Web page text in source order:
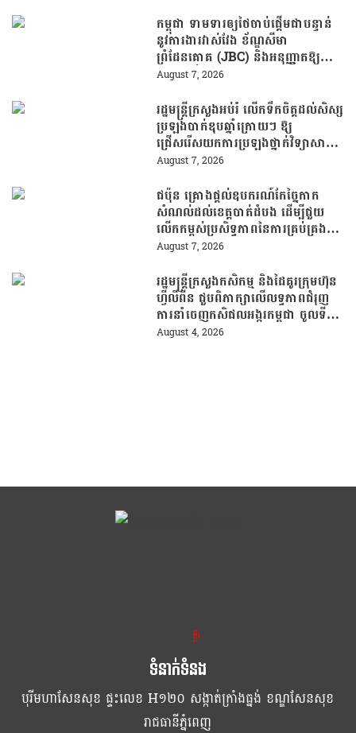
កម្ពុជា ទាមទារឲ្យថៃចាប់ផ្តើមជាបន្ទាន់
នូវការងារវាស់វែង ខ័ណ្ឌសីមា
ព្រំដែនគោគ (JBC) និងអនុញ្ញាតឱ្យ
ពលរដ្ឋភៀសសឹកវិលទៅលំនៅឋានវិញ
August 7, 2026
រដ្ឋមន្រ្តីក្រសួងអប់រំ លើកទឹកចិត្តដល់សិស្ស
ប្រឡងបាក់ឌុបឆ្នាំក្រោយៗ ឱ្យ
ជ្រើសរើសយកការប្រឡងថ្នាក់វិទ្យាសាស្ត្រ
ដើម្បីឆ្លើយតបទៅនឹងតម្រូវការធនធាន
August 7, 2026
ជប៉ុន គ្រោងផ្តល់ឧបករណ៍កែច្នៃកាក
សំណល់ដល់ខេត្តបាត់ដំបង ដើម្បីជួយ
លើកកម្ពស់ប្រសិទ្ធភាពនៃការគ្រប់គ្រង
សំណល់
August 7, 2026
រដ្ឋមន្រ្តីក្រសួងកសិកម្ម និងដៃគូរក្រុមហ៊ុន
ហ្វីលីពីន ជួបពិភាក្សាលើលទ្ធភាពជំរុញ
ការនាំចេញកសិផលអង្ករកម្ពុជា ចូលទី
ផ្សារហ្វីលីពីន
August 4, 2026
ខ្លឹម ខ្លី រហ័ស
ទំនាក់ទំនង
បុរីមហាសែនសុខ ផ្ទះលេខ H១២០ សង្កាត់ក្រាំងធ្នង់ ខណ្ឌសែនសុខ
រាជធានីភ្នំពេញ